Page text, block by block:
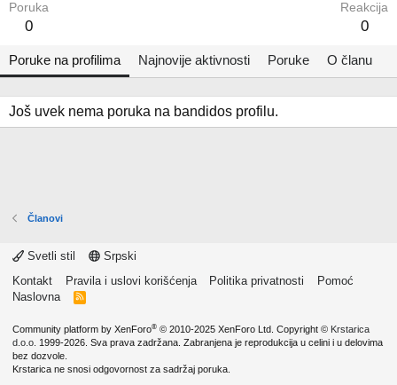
Poruka
0
Reakcija
0
Poruke na profilima Najnovije aktivnosti Poruke O članu
Još uvek nema poruka na bandidos profilu.
Članovi
Svetli stil
Srpski
Kontakt
Pravila i uslovi korišćenja Politika privatnosti
Pomoć
Naslovna
R
Community platform by XenForo® © 2010-2025 XenForo Ltd. Copyright © Krstarica
d.o.o. 1999-2026. Sva prava zadržana. Zabranjena je reprodukcija u celini i u delovima
bez dozvole.
Krstarica ne snosi odgovornost za sadržaj poruka.